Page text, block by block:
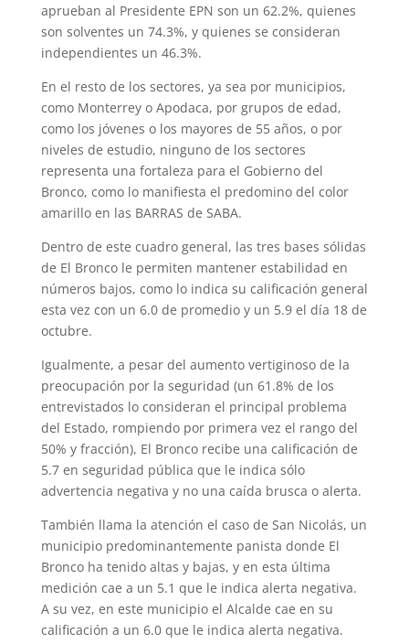
aprueban al Presidente EPN son un 62.2%, quienes
son solventes un 74.3%, y quienes se consideran
independientes un 46.3%.
En el resto de los sectores, ya sea por municipios,
como Monterrey o Apodaca, por grupos de edad,
como los jóvenes o los mayores de 55 años, o por
niveles de estudio, ninguno de los sectores
representa una fortaleza para el Gobierno del
Bronco, como lo manifiesta el predomino del color
amarillo en las BARRAS de SABA.
Dentro de este cuadro general, las tres bases sólidas
de El Bronco le permiten mantener estabilidad en
números bajos, como lo indica su calificación general
esta vez con un 6.0 de promedio y un 5.9 el día 18 de
octubre.
Igualmente, a pesar del aumento vertiginoso de la
preocupación por la seguridad (un 61.8% de los
entrevistados lo consideran el principal problema
del Estado, rompiendo por primera vez el rango del
50% y fracción), El Bronco recibe una calificación de
5.7 en seguridad pública que le indica sólo
advertencia negativa y no una caída brusca o alerta.
También llama la atención el caso de San Nicolás, un
municipio predominantemente panista donde El
Bronco ha tenido altas y bajas, y en esta última
medición cae a un 5.1 que le indica alerta negativa.
A su vez, en este municipio el Alcalde cae en su
calificación a un 6.0 que le indica alerta negativa.